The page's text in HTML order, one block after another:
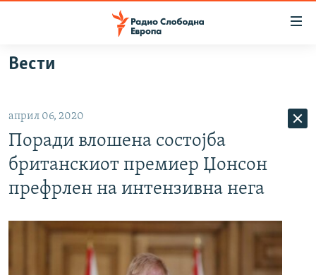
Оди
на
главната
навигација
Премини
на
ВИЗУЕЛНО
ВЕСТИ
ШТО ТРЕБА ДА ЗНАЕТЕ
ПРИЈАВИ СЕ ЗА ЊУЗЛЕТЕР
Вести
април 06, 2020
Поради влошена состојба
британскиот премиер Џонсон
префрлен на интензивна нега